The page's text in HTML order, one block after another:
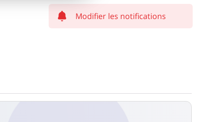
Modifier les notifications